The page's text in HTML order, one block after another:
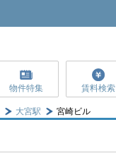
物件特集 賃料検索
大宮駅 宮崎ビル